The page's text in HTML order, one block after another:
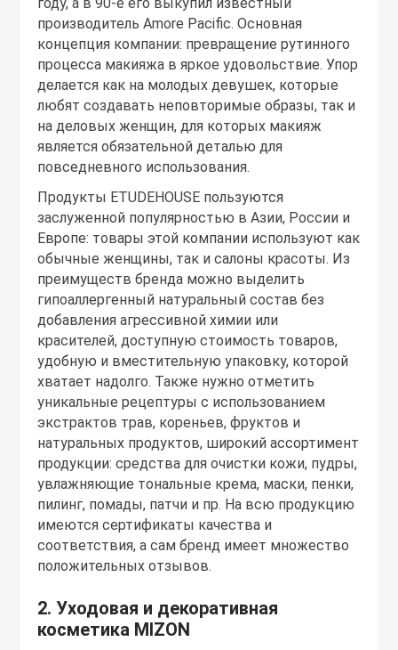
производитель Amore Pacific. Основная
концепция компании: превращение рутинного
процесса макияжа в яркое удовольствие. Упор
делается как на молодых девушек, которые
любят создавать неповторимые образы, так и
на деловых женщин, для которых макияж
является обязательной деталью для
повседневного использования.
Продукты ETUDEHOUSE пользуются
заслуженной популярностью в Азии, России и
Европе: товары этой компании используют как
обычные женщины, так и салоны красоты. Из
преимуществ бренда можно выделить
гипоаллергенный натуральный состав без
добавления агрессивной химии или
красителей, доступную стоимость товаров,
удобную и вместительную упаковку, которой
хватает надолго. Также нужно отметить
уникальные рецептуры с использованием
экстрактов трав, кореньев, фруктов и
натуральных продуктов, широкий ассортимент
продукции: средства для очистки кожи, пудры,
увлажняющие тональные крема, маски, пенки,
пилинг, помады, патчи и пр. На всю продукцию
имеются сертификаты качества и
соответствия, а сам бренд имеет множество
положительных отзывов.
2. Уходовая и декоративная
косметика MIZON